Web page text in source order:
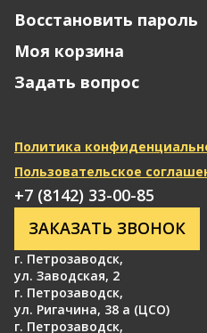
Восстановить пароль
Моя корзина
Задать вопрос
Политика
Пользовательское
г. Петрозаводск,
ул. Заводская, 2
г. Петрозаводск,
ул. Ригачина, 38 а (ЦСО)
г. Петрозаводск,
+7 (8142) 33-00-85
ЗАКАЗАТЬ ЗВОНОК